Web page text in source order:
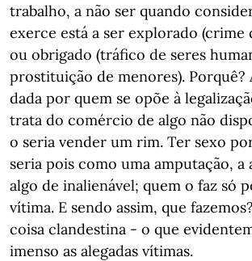
trabalho, a não ser quando
exerce está a ser explorado (crime
ou obrigado (tráfico de seres
prostituição de menores). Porquê?
dada por quem se opõe à
trata do comércio de algo não
o seria vender um rim. Ter sexo
seria pois como uma amputação, a
algo de inalienável; quem o faz só
vítima. E sendo assim, que
coisa clandestina - o que
imenso as alegadas vítimas.